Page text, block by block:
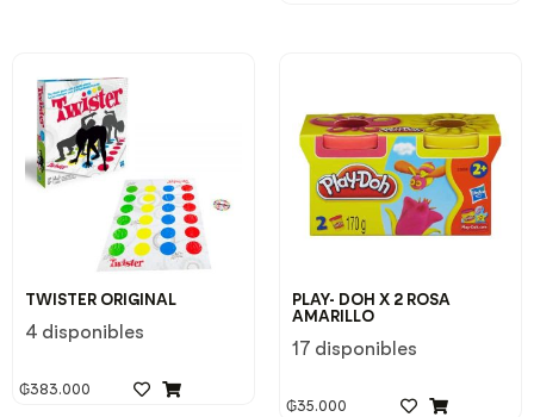
TWISTER ORIGINAL
4 disponibles
₲383.000
PLAY- DOH X 2 ROSA
AMARILLO
17 disponibles
₲35.000